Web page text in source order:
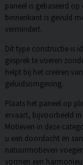
paneel is gebaseerd
binnenkant is gevuld
vermindert.
Dit type constructie is
gesprek te voeren
helpt bij het creëren
geluidsomgeving.
Plaats het paneel op
ervaart, bijvoorbeeld
Motieven in deze
u een doordacht en
natuurmotieven
vormen een